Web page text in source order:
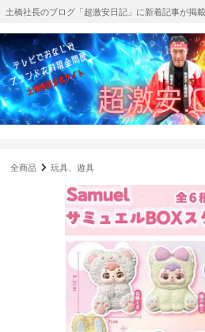
土橋社長のブログ「超激安日記」に新着記事が掲
全商品 玩具、遊具